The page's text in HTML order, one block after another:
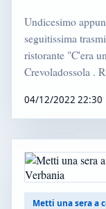
Undicesimo
seguitissima
ristorante "C'era
Crevoladossola .
04/12/2022 22:30
Metti una sera a